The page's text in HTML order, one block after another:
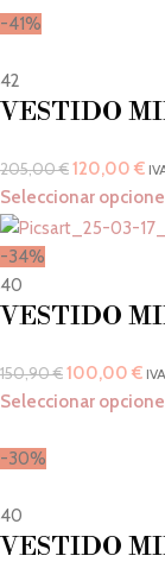
-41%
42
VESTIDO
205,00€120,00 €
Seleccionar
-34%
40
VESTIDO
150,90€100,00 €
Seleccionar
-30%
40
VESTIDO